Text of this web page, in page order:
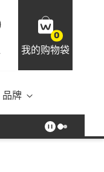
0
我的购物袋
品牌